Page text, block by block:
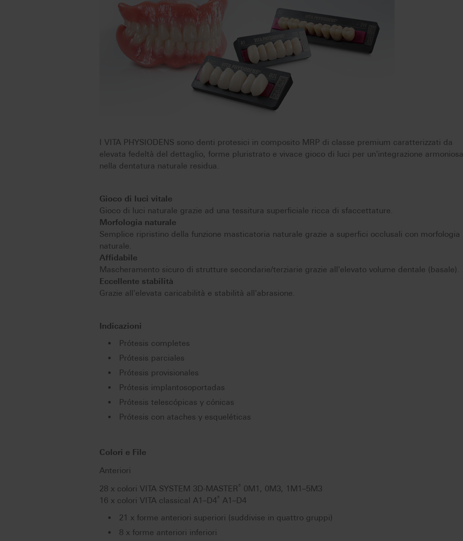
I VITA PHYSIODENS sono denti protesici in composito MRP di classe premium caratterizzati da
elevata fedeltà del dettaglio, forme pluristrato e vivace gioco di luci per un'integrazione armoniosa
nella dentatura naturale residua.
Gioco di luci vitale
Gioco di luci naturale grazie ad una tessitura superficiale ricca di sfaccettature.
Morfologia naturale
Semplice ripristino della funzione masticatoria naturale grazie a superfici occlusali con morfologia
naturale.
Affidabile
Mascheramento sicuro di strutture secondarie/terziarie grazie all'elevato volume dentale (basale).
Eccellente stabilità
Grazie all'elevata caricabilità e stabilità all'abrasione.
Indicazioni
Prótesis completes
Prótesis parciales
Prótesis provisionales
Prótesis implantosoportadas
Prótesis telescópicas y cónicas
Prótesis con ataches y esqueléticas
Colori e File
Anteriori
28 x colori VITA SYSTEM 3D-MASTER ® 0M1, 0M3, 1M1–5M3
16 x colori VITA classical A1–D4® A1–D4
21 x forme anteriori superiori (suddivise in quattro gruppi)
8 x forme anteriori inferiori